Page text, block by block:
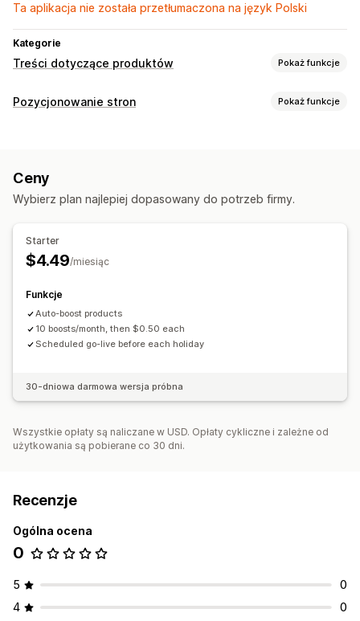
Ta aplikacja nie została przetłumaczona na język Polski
Kategorie
Treści dotyczące produktów Pokaż funkcje
Typy zawartości
Generowanie treści przy pomocy AI
Automatyczne aktualizacje
Planowanie
Automatyczna optymalizacja
Pozycjonowanie stron Pokaż funkcje
Optymalizacja zawartości
Ceny
Wybierz plan najlepiej dopasowany do potrzeb firmy.
Starter
$4.49/miesiąc
Funkcje
Auto-boost products
10 boosts/month, then $0.50 each
Scheduled go-live before each holiday
30-dniowa darmowa wersja próbna
Wszystkie opłaty są naliczane w USD. Opłaty cykliczne i zależne od
użytkowania są pobierane co 30 dni.
Recenzje
Ogólna ocena
0
5
0
4
0